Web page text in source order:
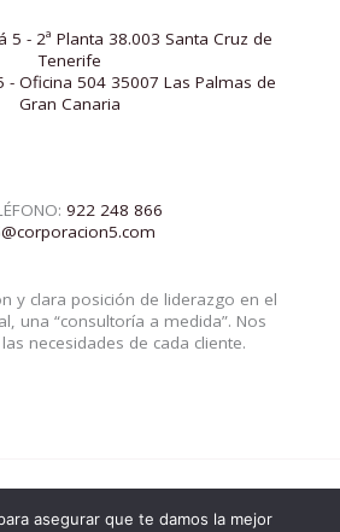
5 - 2ª Planta 38.003 Santa Cruz de
Tenerife
- Oficina 504 35007 Las Palmas de
Gran Canaria
922 248 866
y clara posición de liderazgo en el
una “consultoría a medida”. Nos
necesidades de cada cliente.
| Powered by Corporacion5
asegurar que te damos la mejor